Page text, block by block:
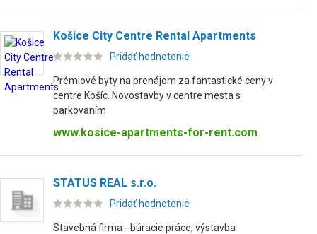
Košice City Centre Rental Apartments
Pridať hodnotenie
Prémiové byty na prenájom za fantastické ceny v
centre Košíc. Novostavby v centre mesta s
parkovaním
www.kosice-apartments-for-rent.com
STATUS REAL s.r.o.
Pridať hodnotenie
Stavebná firma - búracie práce, výstavba